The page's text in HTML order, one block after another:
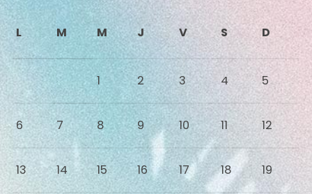
L M M J V S D
1 2 3 4 5
6 7 8 9 10 11 12
13 14 15 16 17 18 19